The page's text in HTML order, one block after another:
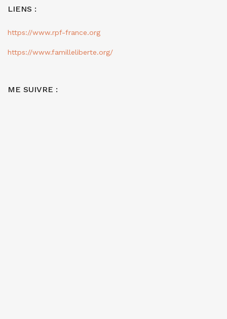
LIENS :
https://www.rpf-france.org
https://www.familleliberte.org/
ME SUIVRE :